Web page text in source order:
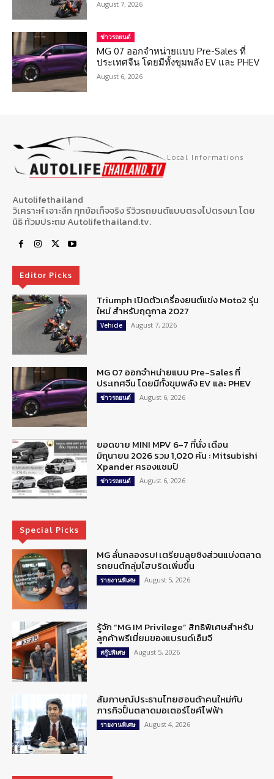
August 7, 2026
ข่าวรถยนต์
MG 07 ออกจำหน่ายแบบ Pre-Sales ที่
ประเทศจีน โดยมีทั้งขุมพลัง EV และ PHEV
August 6, 2026
Local Informations
Autolifethailand
วิเคราะห์ เจาะลึก ทุกข้อเท็จจริง รีวิวรถยนต์แบบตรงไปตรงมา โดย
นิธิ ท้วมประถม Autolifethailand.tv.
Editor Picks
Triumph เปิดตัวเครื่องยนต์แข่ง Moto2 รุ่น
ใหม่ สำหรับฤดูกาล 2027
Vehicle August 7, 2026
MG 07 ออกจำหน่ายแบบ Pre-Sales ที่
ประเทศจีน โดยมีทั้งขุมพลัง EV และ PHEV
ข่าวรถยนต์ August 6, 2026
ยอดขาย MINI MPV 6-7 ที่นั่ง เดือน
มิถุนายน 2026 รวม 1,020 คัน : Mitsubishi
Xpander ครองแชมป์
ข่าวรถยนต์ August 6, 2026
Special Picks
MG ลั่นกลองรบ! เตรียมลุยชิงส่วนแบ่งตลาด
รถยนต์กลุ่มไฮบริดเพิ่มขึ้น
รายงานพิเศษ August 5, 2026
รู้จัก “MG IM Privilege” สิทธิพิเศษสำหรับ
ลูกค้าพรีเมี่ยมของแบรนด์เอ็มจี
สกู๊ปพิเศษ August 5, 2026
สัมภาษณ์ประธานไทยฮอนด้าคนใหม่กับ
ภารกิจปั้นตลาดมอเตอร์ไซค์ไฟฟ้า
รายงานพิเศษ August 4, 2026